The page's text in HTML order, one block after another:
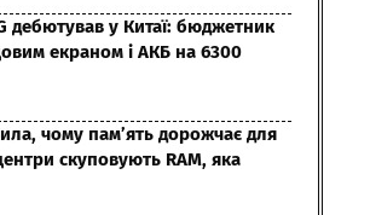
дебютував у Китаї: бюджетник
екраном і АКБ на 6300
чому пам’ять дорожчає для
скуповують RAM, яка